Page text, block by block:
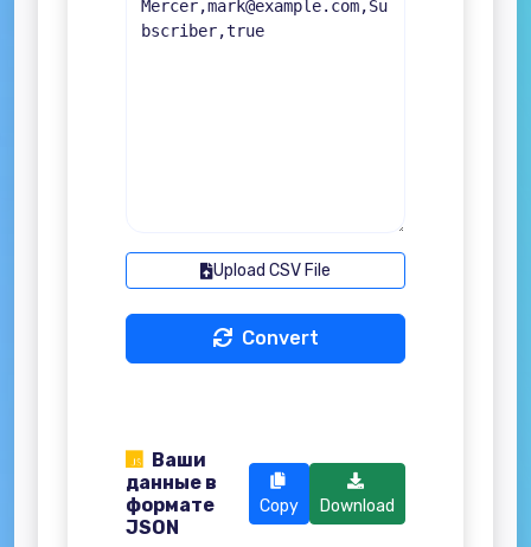
Upload CSV File
Convert
Ваши
данные в
формате
JSON
Copy Download